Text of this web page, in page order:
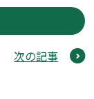
次の記事